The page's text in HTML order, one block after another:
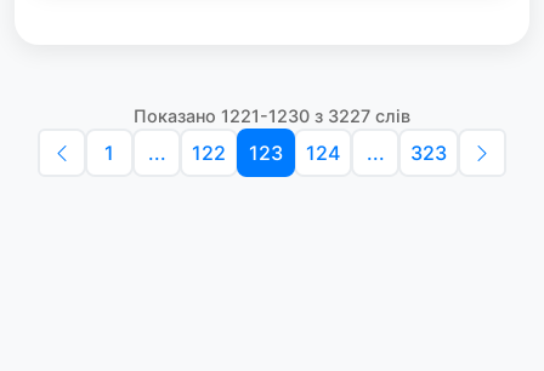
Показано 1221-1230 з 3227 слів
1 ... 122 123 124 ... 323